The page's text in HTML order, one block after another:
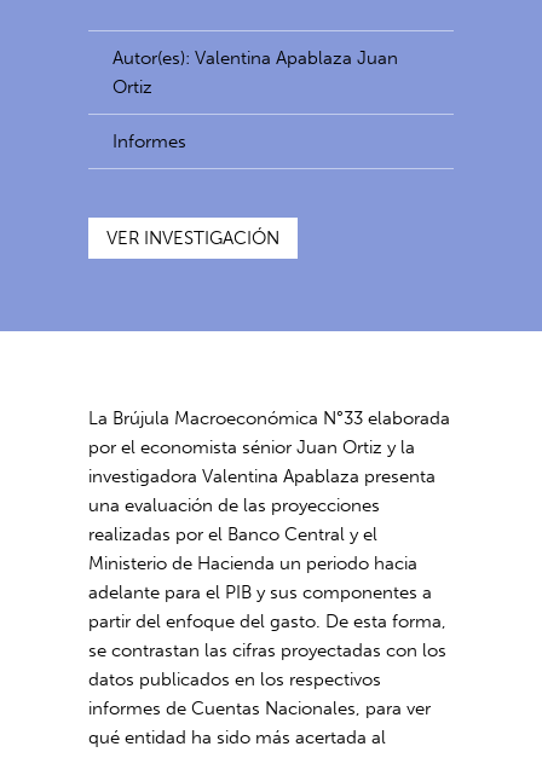
Autor(es): Valentina Apablaza Juan
Ortiz
Informes
VER INVESTIGACIÓN
La Brújula Macroeconómica N°33 elaborada
por el economista sénior Juan Ortiz y la
investigadora Valentina Apablaza presenta
una evaluación de las proyecciones
realizadas por el Banco Central y el
Ministerio de Hacienda un periodo hacia
adelante para el PIB y sus componentes a
partir del enfoque del gasto. De esta forma,
se contrastan las cifras proyectadas con los
datos publicados en los respectivos
informes de Cuentas Nacionales, para ver
qué entidad ha sido más acertada al